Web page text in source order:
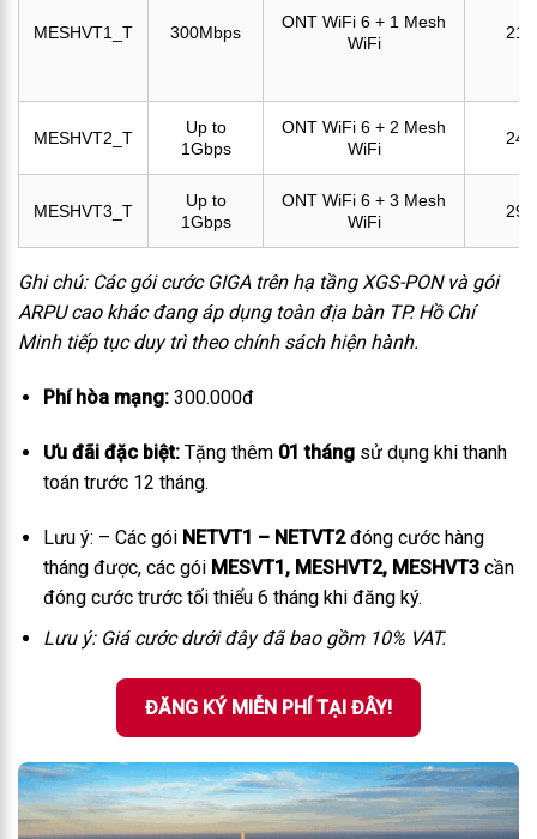
MESHVT1_T 300Mbps
ONT WiFi 6 + 1 Mesh
WiFi
MESHVT2_T
Up to
1Gbps
ONT WiFi 6 + 2 Mesh
WiFi
MESHVT3_T
Up to
1Gbps
ONT WiFi 6 + 3 Mesh
WiFi
Ghi chú: Các gói cước GIGA trên hạ tầng XGS-PON và gói
ARPU cao khác đang áp dụng toàn địa bàn TP. Hồ Chí
Minh tiếp tục duy trì theo chính sách hiện hành.
Phí hòa mạng:300.000đ
Ưu đãi đặc biệt:Tặng thêm 01 thángsử dụng khi thanh
toán trước 12 tháng.
Lưu ý: – Các gói NETVT1 – NETVT2đóng cước hàng
tháng được, các gói MESVT1, MESHVT2, MESHVT3cần
đóng cước trước tối thiểu 6 tháng khi đăng ký.
Lưu ý: Giá cước dưới đây đã bao gồm 10% VAT.
ĐĂNG KÝ MIỄN PHÍ TẠI ĐÂY!